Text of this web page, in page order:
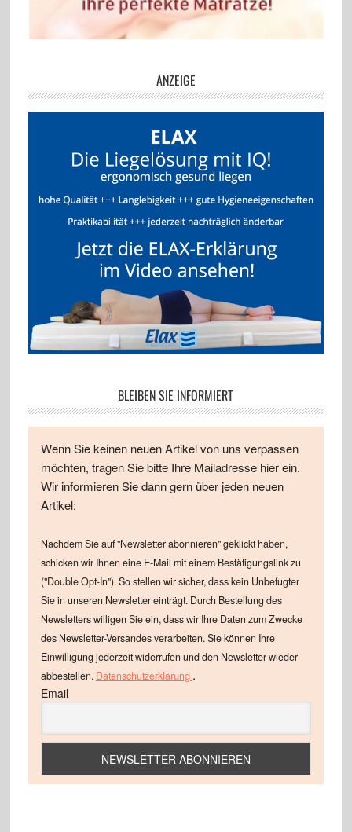
ANZEIGE
BLEIBEN SIE INFORMIERT
Wenn Sie keinen neuen Artikel von uns verpassen
möchten, tragen Sie bitte Ihre Mailadresse hier ein.
Wir informieren Sie dann gern über jeden neuen
Artikel:
Nachdem Sie auf "Newsletter abonnieren" geklickt haben,
schicken wir Ihnen eine E-Mail mit einem Bestätigungslink zu
("Double Opt-In"). So stellen wir sicher, dass kein Unbefugter
Sie in unseren Newsletter einträgt. Durch Bestellung des
Newsletters willigen Sie ein, dass wir Ihre Daten zum Zwecke
des Newsletter-Versandes verarbeiten. Sie können Ihre
Einwilligung jederzeit widerrufen und den Newsletter wieder
abbestellen. Datenschutzerklärung .
Email